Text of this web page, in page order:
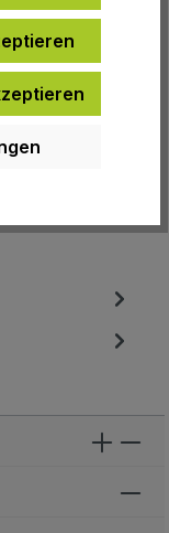
hinzufügen